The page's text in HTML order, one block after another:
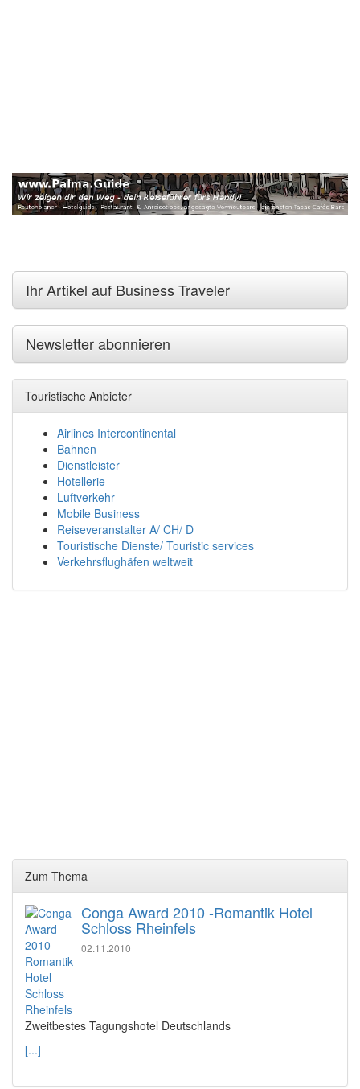
Ihr Artikel auf Business Traveler
Newsletter abonnieren
Touristische Anbieter
Airlines Intercontinental
Bahnen
Dienstleister
Hotellerie
Luftverkehr
Mobile Business
Reiseveranstalter A/ CH/ D
Touristische Dienste/ Touristic services
Verkehrsflughäfen weltweit
Zum Thema
Conga Award 2010 -Romantik Hotel
Schloss Rheinfels
02.11.2010
Zweitbestes Tagungshotel Deutschlands
[...]